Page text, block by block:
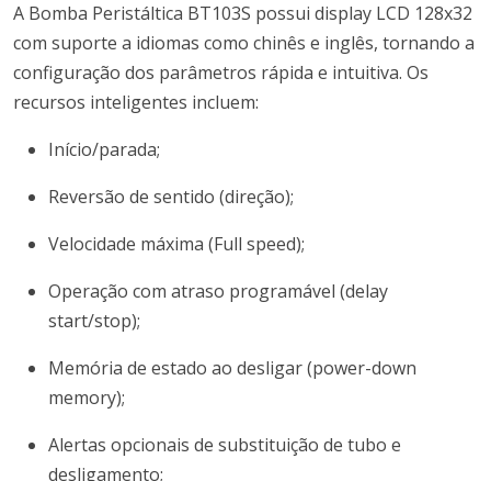
A Bomba Peristáltica BT103S possui display LCD 128x32
com suporte a idiomas como chinês e inglês, tornando a
configuração dos parâmetros rápida e intuitiva. Os
recursos inteligentes incluem:
Início/parada;
Reversão de sentido (direção);
Velocidade máxima (Full speed);
Operação com atraso programável (delay
start/stop);
Memória de estado ao desligar (power-down
memory);
Alertas opcionais de substituição de tubo e
desligamento;